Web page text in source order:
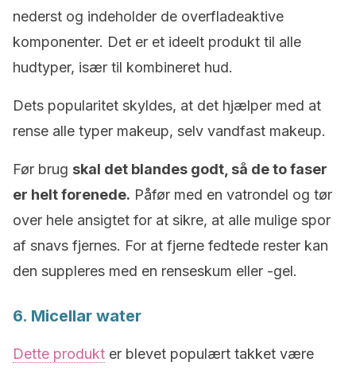
nederst og indeholder de overfladeaktive
komponenter. Det er et ideelt produkt til alle
hudtyper, især til kombineret hud.
Dets popularitet skyldes, at det hjælper med at
rense alle typer makeup, selv vandfast makeup.
Før brug skal det blandes godt, så de to faser
er helt forenede. Påfør med en vatrondel og tør
over hele ansigtet for at sikre, at alle mulige spor
af snavs fjernes. For at fjerne fedtede rester kan
den suppleres med en renseskum eller -gel.
6. Micellar water
Dette produkt er blevet populært takket være